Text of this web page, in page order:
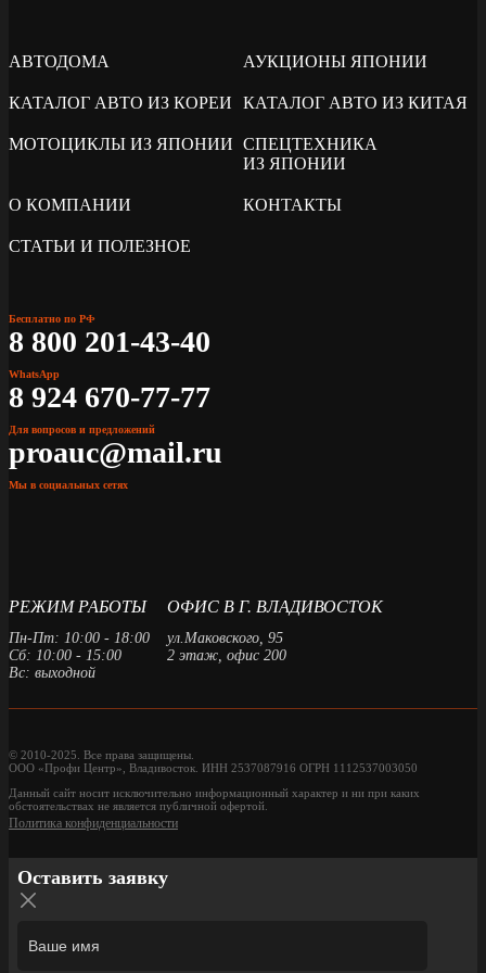
АВТОДОМА АУКЦИОНЫ ЯПОНИИ
КАТАЛОГ АВТО ИЗ КОРЕИ КАТАЛОГ АВТО ИЗ КИТАЯ
МОТОЦИКЛЫ ИЗ ЯПОНИИ СПЕЦТЕХНИКА
ИЗ ЯПОНИИ
О КОМПАНИИ КОНТАКТЫ
СТАТЬИ И ПОЛЕЗНОЕ
Бесплатно по РФ
8 800 201-43-40
WhatsApp
8 924 670-77-77
Для вопросов и предложений
proauc@mail.ru
Мы в социальных сетях
РЕЖИМ РАБОТЫ
Пн-Пт: 10:00 - 18:00
Сб: 10:00 - 15:00
Вс: выходной
ОФИС В Г. ВЛАДИВОСТОК
ул.Маковского, 95
2 этаж, офис 200
© 2010-2025. Все права защищены.
ООО «Профи Центр», Владивосток. ИНН 2537087916 ОГРН 1112537003050
Данный сайт носит исключительно информационный характер и ни при каких
обстоятельствах не является публичной офертой.
Политика конфиденциальности
Оставить заявку